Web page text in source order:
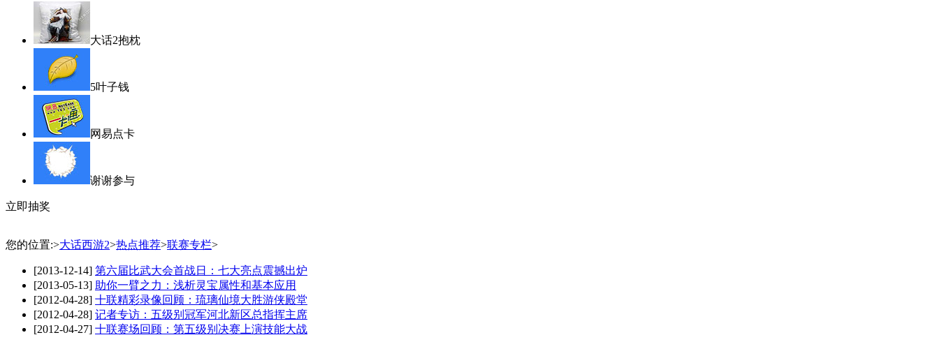
大话2抱枕
5叶子钱
网易点卡
谢谢参与
立即抽奖
您的位置:>大话西游2>热点推荐>联赛专栏>
[2013-12-14] 第六届比武大会首战日：七大亮点震撼出炉
[2013-05-13] 助你一臂之力：浅析灵宝属性和基本应用
[2012-04-28] 十联精彩录像回顾：琉璃仙境大胜游侠殿堂
[2012-04-28] 记者专访：五级别冠军河北新区总指挥主席
[2012-04-27] 十联赛场回顾：第五级别决赛上演技能大战